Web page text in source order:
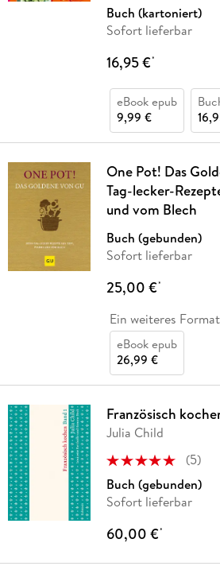
Buch (kartoniert)
Sofort lieferbar
16,95 €*
eBook epub
9,99 €
One Pot! Das
Tag-lecker-
und vom Blech
Buch (gebunden)
Sofort lieferbar
25,00 €*
Ein weiteres Format
eBook epub
26,99 €
Französisch
Julia Child
(5)
Buch (gebunden)
Sofort lieferbar
60,00 €*